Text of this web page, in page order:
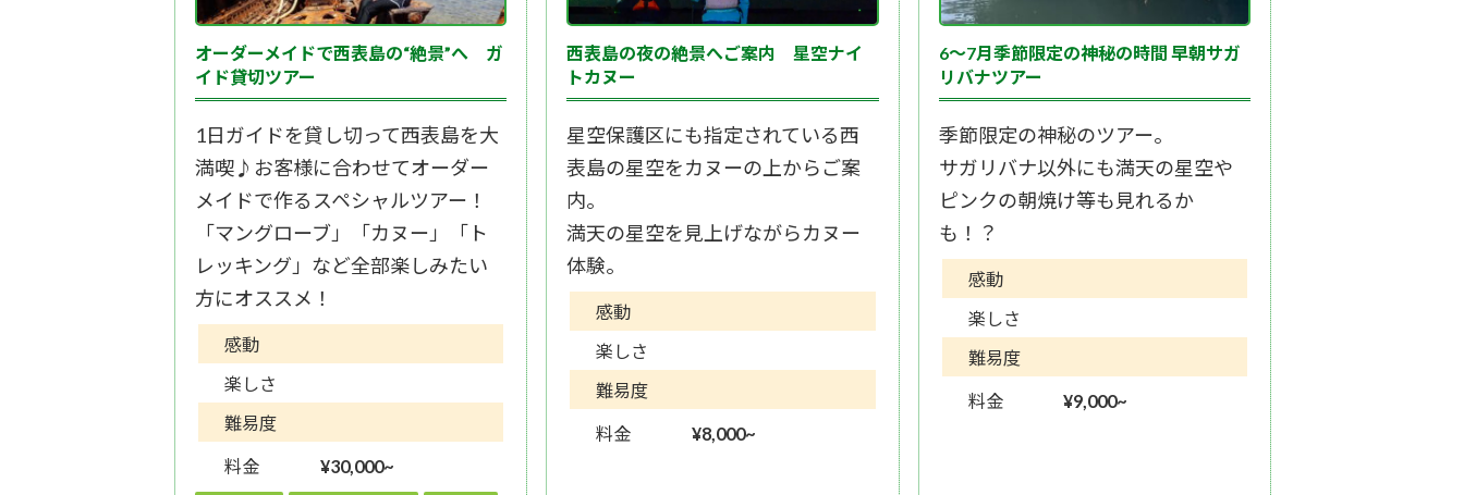
オーダーメイドで西表島の“絶景”へ ガ
イド貸切ツアー
1日ガイドを貸し切って西表島を大
満喫♪お客様に合わせてオーダー
メイドで作るスペシャルツアー！
「マングローブ」「カヌー」「ト
レッキング」など全部楽しみたい
方にオススメ！
感動
楽しさ
難易度
料金 ¥30,000~
西表島の夜の絶景へご案内 星空ナイ
トカヌー
星空保護区にも指定されている西
表島の星空をカヌーの上からご案
内。
満天の星空を見上げながらカヌー
体験。
感動
楽しさ
難易度
料金 ¥8,000~
6～7月季節限定の神秘の時間 早朝サガ
リバナツアー
季節限定の神秘のツアー。
サガリバナ以外にも満天の星空や
ピンクの朝焼け等も見れるか
も！？
感動
楽しさ
難易度
料金 ¥9,000~